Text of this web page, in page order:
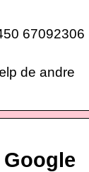
67092306
de andre
Google